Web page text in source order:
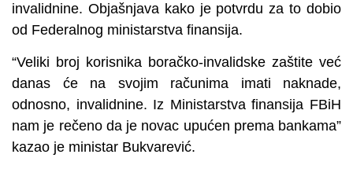
invalidnine. Objašnjava kako je potvrdu za to dobio
od Federalnog ministarstva finansija.
“Veliki broj korisnika boračko-invalidske zaštite već
danas će na svojim računima imati naknade,
odnosno, invalidnine. Iz Ministarstva finansija FBiH
nam je rečeno da je novac upućen prema bankama”
kazao je ministar Bukvarević.